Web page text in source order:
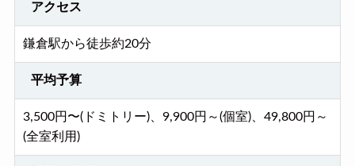
アクセス
鎌倉駅から徒歩約20分
平均予算
3,500円〜(ドミトリー)、9,900円～(個室)、49,800円～
(全室利用)